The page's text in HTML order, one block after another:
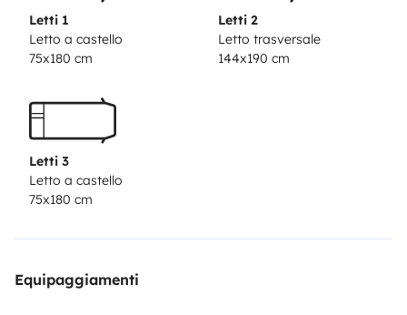
moderno, facile da guidare con patente B, perfetto per
chi la noleggia senza esperienza precedente.
Letti 1
Letto a castello
75x180 cm
Letti 2
Letto trasversale
144x190 cm
Letti 3
Letto a castello
75x180 cm
Equipaggiamenti